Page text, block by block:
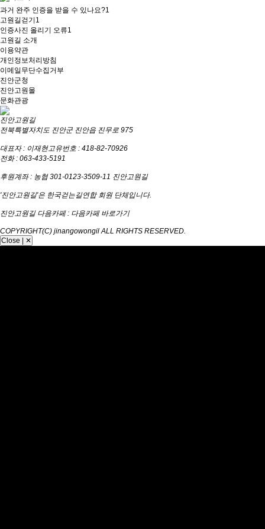
과거 완주 인증을 받을 수 있나요?1
고원길걷기 1
인증사진 올리기 오류1
고원길 소개
이용약관
개인정보처리방침
이메일무단수집거부
진안군청
진안고원몰
문화관광
진안고원길
전북특별자치도 진안군 진안읍 진무로 975
대표자 : 이재현고유번호 : 418-82-70926
전화 : 063-433-5191
후원계좌 : 농협 301-0123-3509-11 진안고원길
'진안고원길'은 한국걷는길연합 회원 단체입니다.
진안고원길 다음카페 : 다음카페 바로가기
COPYRIGHT(C) jinangowongil ALL RIGHTS RESERVED.
Close | ✕